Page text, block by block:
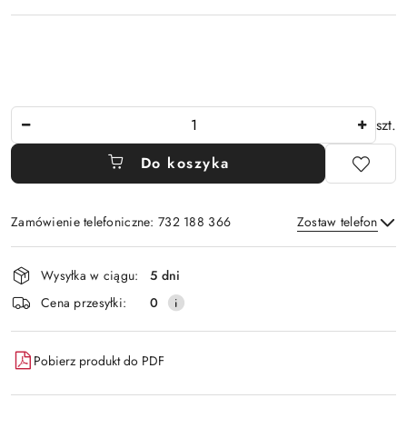
szt.
Do koszyka
Zamówienie telefoniczne: 732 188 366 Zostaw telefon
Wyślij
Dostępność
i
dostawa
Wysyłka w ciągu:
5 dni
Cena przesyłki:
0
Pobierz produkt do PDF